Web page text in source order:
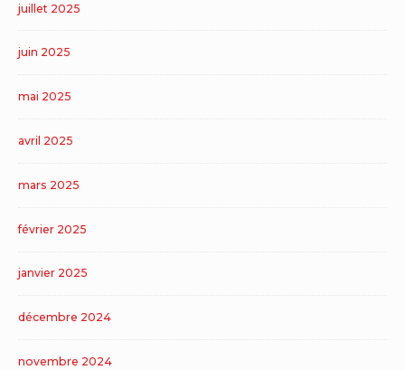
juillet 2025
juin 2025
mai 2025
avril 2025
mars 2025
février 2025
janvier 2025
décembre 2024
novembre 2024